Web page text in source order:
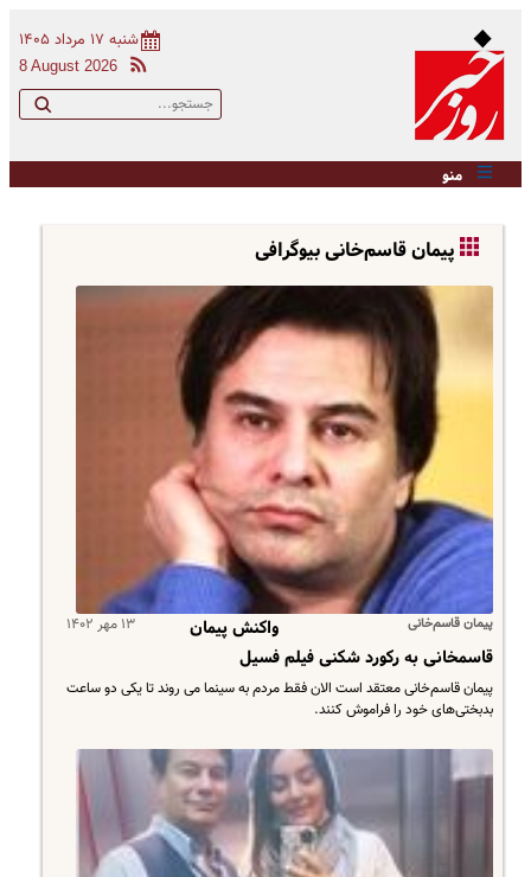
شنبه ۱۷ مرداد ۱۴۰۵
8 August 2026
منو
پیمان قاسم‌خانی بیوگرافی
پیمان قاسم‌خانی ۱۳ مهر ۱۴۰۲
واکنش پیمان
قاسمخانی به رکورد شکنی فیلم فسیل
پیمان قاسم‌خانی معتقد است الان فقط مردم به سینما می روند تا یکی دو ساعت
بدبختی‌های خود را فراموش کنند.